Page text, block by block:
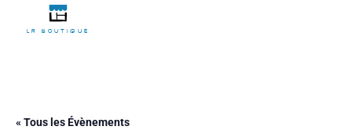
LA BOUTIQUE
« Tous les Évènements